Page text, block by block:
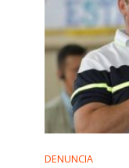
DENUNCIA